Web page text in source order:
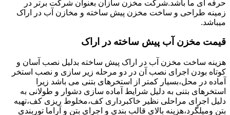
حرفه ای ما باشد.شرکت مخزن سازان بعنوان شرکت برتر در
زمینه طراحی و ساخت مخزن پیش ساخته و مخازن آب در اراک
میباشد.
قیمت مخزن آب پیش ساخته در اراک
هزینه ساخت مخزن آب در اراک پیش ساخته بدلیل نصب آسان و
کوتاه بودن اجرای نصب آن در دو مرحله زیر سازی و نصب استخر
آماده در محل،بسیار کمتر از استخرهای بتنی می باشد زیرا
استخرهای بتنی به دلیل شرایط آماده سازی دشوار و طولانی به
دلیل اجرای مراحلی نظیر خاکبرداری کف،مخلوط ریزی کف،تهیه
بتن ومیلگرد،هزینه بالای قالب بندی و اجرای بتن و آراما توربندی